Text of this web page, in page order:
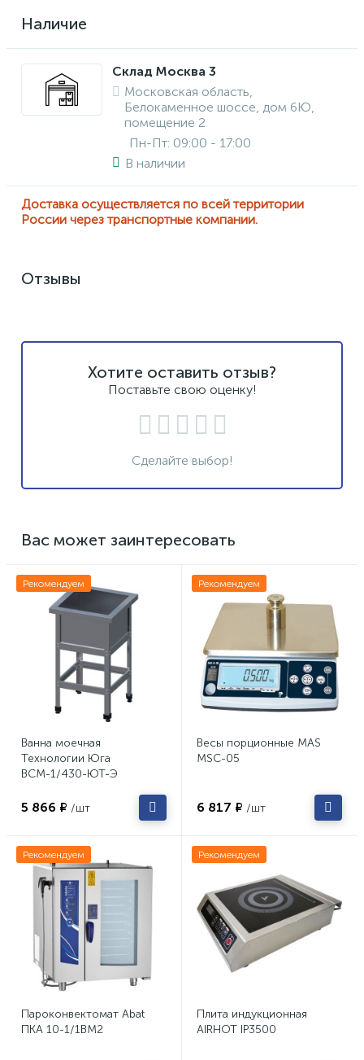
Наличие
Склад Москва 3
Московская область,
Белокаменное шоссе, дом 6Ю,
помещение 2
Пн-Пт: 09:00 - 17:00
В наличии
Доставка осуществляется по всей территории
России через транспортные компании.
Отзывы
Хотите оставить отзыв?
Поставьте свою оценку!
Сделайте выбор!
Вас может заинтересовать
Рекомендуем
Ванна моечная
Технологии Юга
ВСМ-1/430-ЮТ-Э
5 866 ₽ /шт
Рекомендуем
Весы порционные MAS
MSC-05
6 817 ₽ /шт
Рекомендуем
Пароконвектомат Abat
ПКА 10-1/1ВМ2
Рекомендуем
Плита индукционная
AIRHOT IP3500